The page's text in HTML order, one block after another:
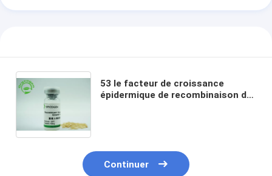
53 le facteur de croissance
épidermique de recombinaison du
Continuer